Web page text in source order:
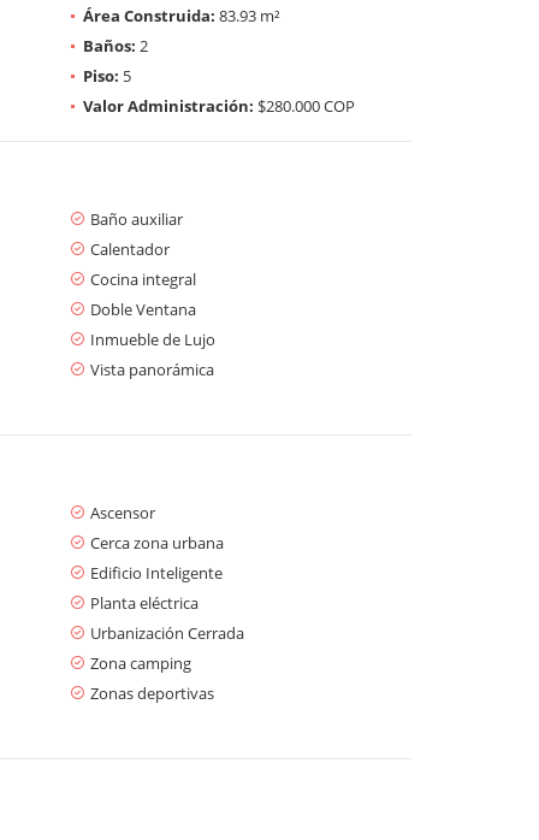
Área Construida: 83.93 m²
Baños: 2
Piso: 5
Valor Administración: $280.000 COP
Baño auxiliar
Calentador
Cocina integral
Doble Ventana
Inmueble de Lujo
Vista panorámica
Ascensor
Cerca zona urbana
Edificio Inteligente
Planta eléctrica
Urbanización Cerrada
Zona camping
Zonas deportivas